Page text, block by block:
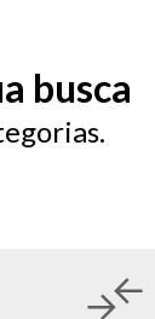
busca